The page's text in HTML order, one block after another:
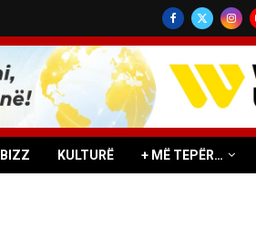
KULTURË + MË TEPËR…